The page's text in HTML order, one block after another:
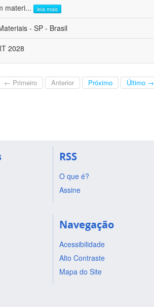
materi... leia mais
- SP - Brasil
2028
← Primeiro Anterior Próximo Último →
RSS
O que é?
Assine
Navegação
Acessibilidade
Alto Contraste
Mapa do Site